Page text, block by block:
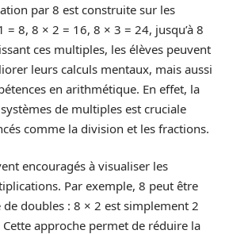
par 8 est construite sur les
= 8, 8 × 2 = 16, 8 × 3 = 24, jusqu’à 8
ces multiples, les élèves peuvent
leurs calculs mentaux, mais aussi
en arithmétique. En effet, la
de multiples est cruciale
comme la division et les fractions.
encouragés à visualiser les
Par exemple, 8 peut être
doubles : 8 × 2 est simplement 2
approche permet de réduire la